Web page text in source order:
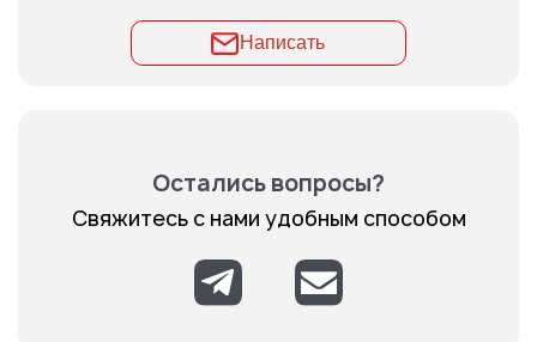
Написать
Остались вопросы?
Свяжитесь с нами удобным способом